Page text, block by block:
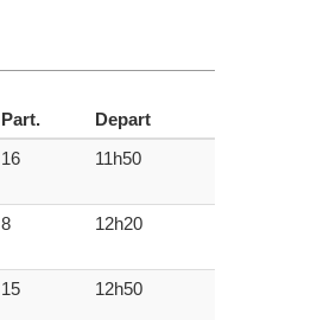
Part.
Depart
16 11h50
8 12h20
15 12h50